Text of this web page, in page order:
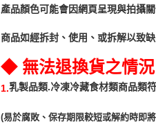
產品顏色可能會因網頁呈現與拍攝
商品如經拆封、使用、或拆解以致
◆ 無法退換貨之情況
1.乳製品類.冷凍冷藏食材類商品類
(易於腐敗、保存期限較短或解約時即